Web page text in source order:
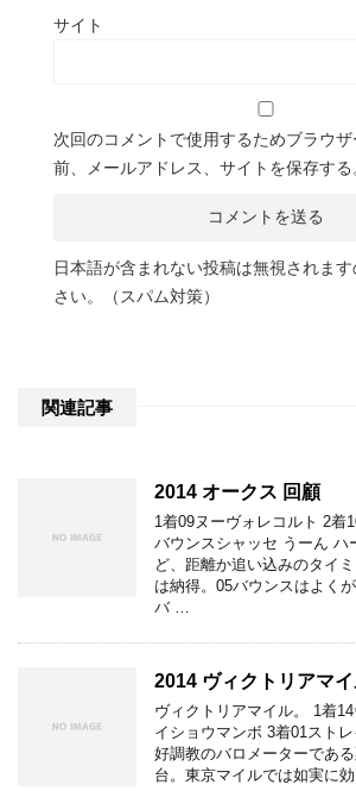
サイト
次回のコメントで使用するためブラウ
前、メールアドレス、サイトを保存する
日本語が含まれない投稿は無視されま
さい。（スパム対策）
関連記事
2014 オークス 回顧
1着09ヌーヴォレコルト 2着
バウンスシャッセ うーん ハ
ど、距離か追い込みのタイ
は納得。05バウンスはよく
バ …
2014 ヴィクトリアマ
ヴィクトリアマイル。 1着
イショウマンボ 3着01ストレ
好調教のバロメーターであ
台。東京マイルでは如実に